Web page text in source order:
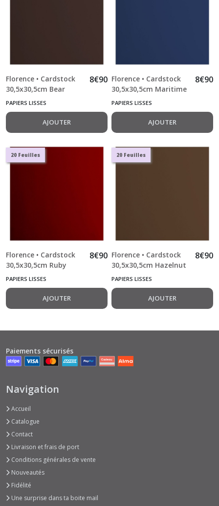
Florence • Cardstock
30,5x30,5cm Bear
20pcs
8€90
PAPIERS LISSES
AJOUTER
Florence • Cardstock
30,5x30,5cm Maritime
20pcs
8€90
PAPIERS LISSES
AJOUTER
20 Feuilles
Florence • Cardstock
30,5x30,5cm Ruby
20pcs
8€90
PAPIERS LISSES
AJOUTER
20 Feuilles
Florence • Cardstock
30,5x30,5cm Hazelnut
20pcs
8€90
PAPIERS LISSES
AJOUTER
Paiements sécurisés
Navigation
Accueil
Catalogue
Contact
Livraison et frais de port
Conditions générales de vente
Nouveautés
Fidélité
Une surprise dans ta boite mail